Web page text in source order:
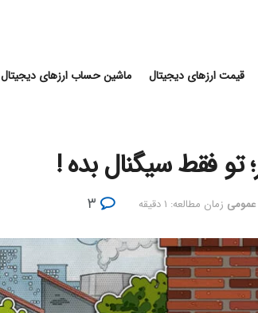
قیمت ارزهای دیجیتال ماشین حساب ارزهای دیجیتال
تو فقط سیگنال بده !
عمومی زمان مطالعه: ۱ دقیقه